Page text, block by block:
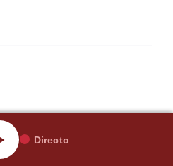
Directo